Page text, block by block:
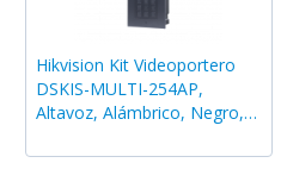
Hikvision Kit Videoportero
DSKIS-MULTI-254AP,
Altavoz, Alámbrico, Negro,
EM